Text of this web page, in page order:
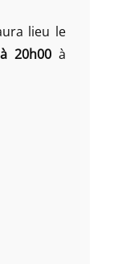
lieu le
20h00 à